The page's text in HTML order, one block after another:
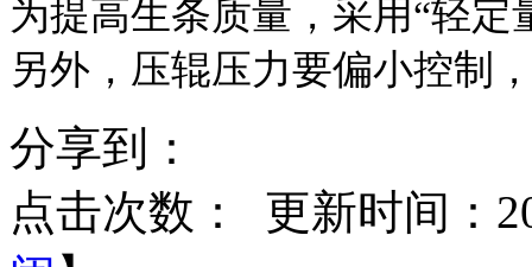
为提高生条质量，采用“轻
另外，压辊压力要偏小控制
分享到：
点击次数：
更新时间：